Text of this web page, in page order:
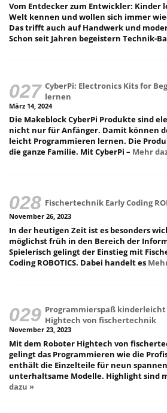
Vom Entdecker zum Entwickler: Kinder
Welt kennen und wollen sich immer
Das trifft auch auf Handwerk und
Schon seit Jahren begeistern Technik-
CyberPi: Electronics Kits for
lernen
März 14, 2024
Die Makeblock CyberPi Produkte sind
nicht nur für Anfänger. Damit können
leicht Programmieren lernen. Die
die ganze Familie. Mit CyberPi – Mehr
Fischertechnik Early Coding
November 26, 2023
In der heutigen Zeit ist es besonders
möglichst früh in den Bereich der
Spielerisch gelingt der Einstieg mit
Coding ROBOTICS. Dabei handelt es
Programmierspaß kinderleicht
Hightech von fischertechnik
November 23, 2023
Mit dem Roboter Hightech von
gelingt das Programmieren wie die
enthält die Einzelteile für neun
unterhaltsame Modelle. Highlight sind
dazu »